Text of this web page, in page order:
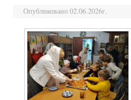
Опубликовано 02.06.2026г.